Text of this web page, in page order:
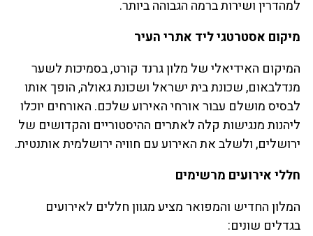
למהדרין ושירות ברמה הגבוהה ביותר.
מיקום אסטרטגי ליד אתרי העיר
המיקום האידיאלי של מלון גרנד קורט, בסמיכות לשער
מנדלבאום, שכונת בית ישראל ושכונת גאולה, הופך אותו
לבסיס מושלם עבור אורחי האירוע שלכם. האורחים יוכלו
ליהנות מנגישות קלה לאתרים ההיסטוריים והקדושים של
ירושלים, ולשלב את האירוע עם חוויה ירושלמית אותנטית.
חללי אירועים מרשימים
המלון החדיש והמפואר מציע מגוון חללים לאירועים
בגדלים שונים: